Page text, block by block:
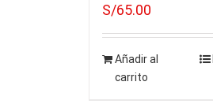
S/65.00
Añadir al
carrito